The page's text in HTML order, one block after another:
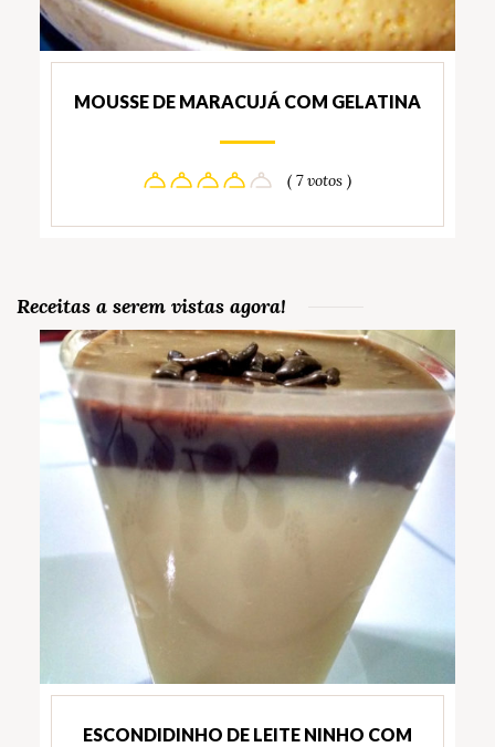
MOUSSE DE MARACUJÁ COM GELATINA
( 7 votos )
Receitas a serem vistas agora!
ESCONDIDINHO DE LEITE NINHO COM